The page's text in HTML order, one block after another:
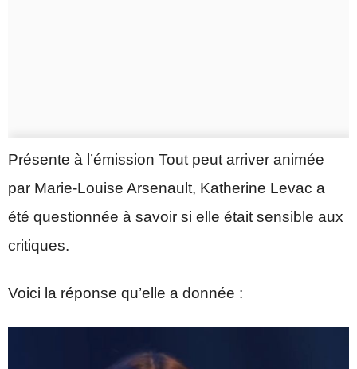
Présente à l’émission Tout peut arriver animée
par Marie-Louise Arsenault, Katherine Levac a
été questionnée à savoir si elle était sensible aux
critiques.
Voici la réponse qu’elle a donnée :